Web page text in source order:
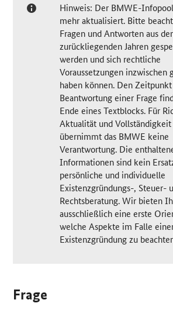
Hinweis: Der BMWE-
mehr aktualisiert. Bitte
Fragen und Antworten aus
zurückliegenden Jahren
werden und sich rechtliche
Voraussetzungen inzwischen
haben können. Den
Beantwortung einer Frage
Ende eines Textblocks. Für
Aktualität und
übernimmt das BMWE keine
Verantwortung. Die
Informationen sind kein
persönliche und individuelle
Existenzgründungs-, Steuer-
Rechtsberatung. Wir bieten
ausschließlich eine erste
welche Aspekte im Falle
Existenzgründung zu
Frage